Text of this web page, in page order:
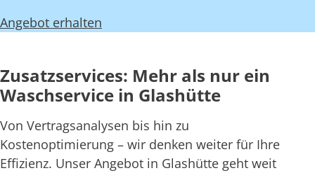
Angebot erhalten
Zusatzservices: Mehr als nur ein
Waschservice in Glashütte
Von Vertragsanalysen bis hin zu
Kostenoptimierung – wir denken weiter für Ihre
Effizienz. Unser Angebot in Glashütte geht weit